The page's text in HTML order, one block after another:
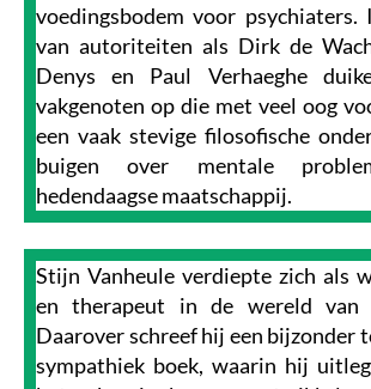
voedingsbodem voor
van autoriteiten als Dirk de
Denys en Paul Verhaeghe
vakgenoten op die met veel oog
een vaak stevige filosofische
buigen over mentale
hedendaagse maatschappij.
Stijn Vanheule verdiepte zich als
en therapeut in de wereld van
Daarover schreef hij een bijzonder
sympathiek boek, waarin hij